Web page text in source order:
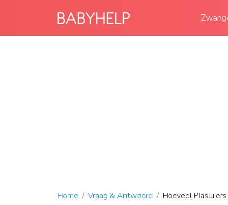
Home Vraag & Antwoord Hoeveel